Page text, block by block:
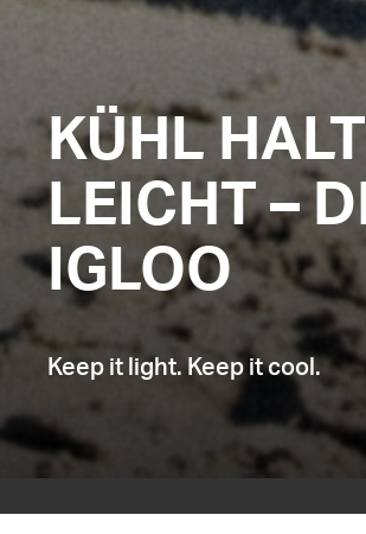
KÜHL
LEICHT –
IGLOO
Keep it light. Keep it cool.